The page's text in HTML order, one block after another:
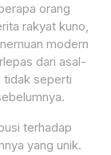
orang
rakyat kuno,
modern
dari asal-
tidak seperti
terhadap
yang unik.